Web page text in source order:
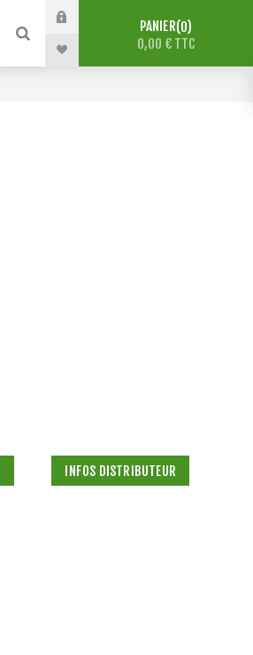
PANIER 0
0,00 € TTC
INFOS DISTRIBUTEUR